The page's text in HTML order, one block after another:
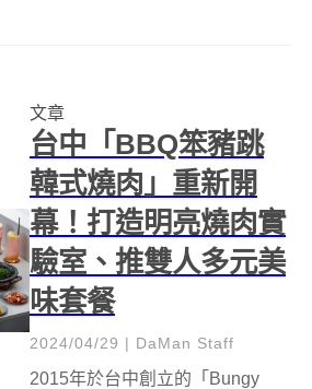
年獲紅蝦評鑑三...
文章
台中「BBQ笨豬跳
韓式燒肉」重新開
幕！打造明亮燒肉實
驗室、推雙人多元美
味套餐
2024/04/29 | DaMan Staff
2015年於台中創立的「Bungy